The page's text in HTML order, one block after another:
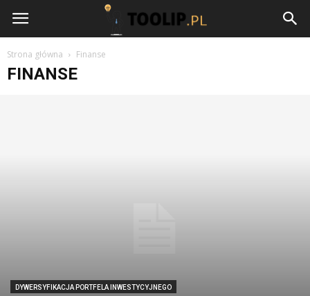
Toolip.pl
Strona główna Finanse
FINANSE
DYWERSYFIKACJA PORTFELA INWESTYCYJNEGO